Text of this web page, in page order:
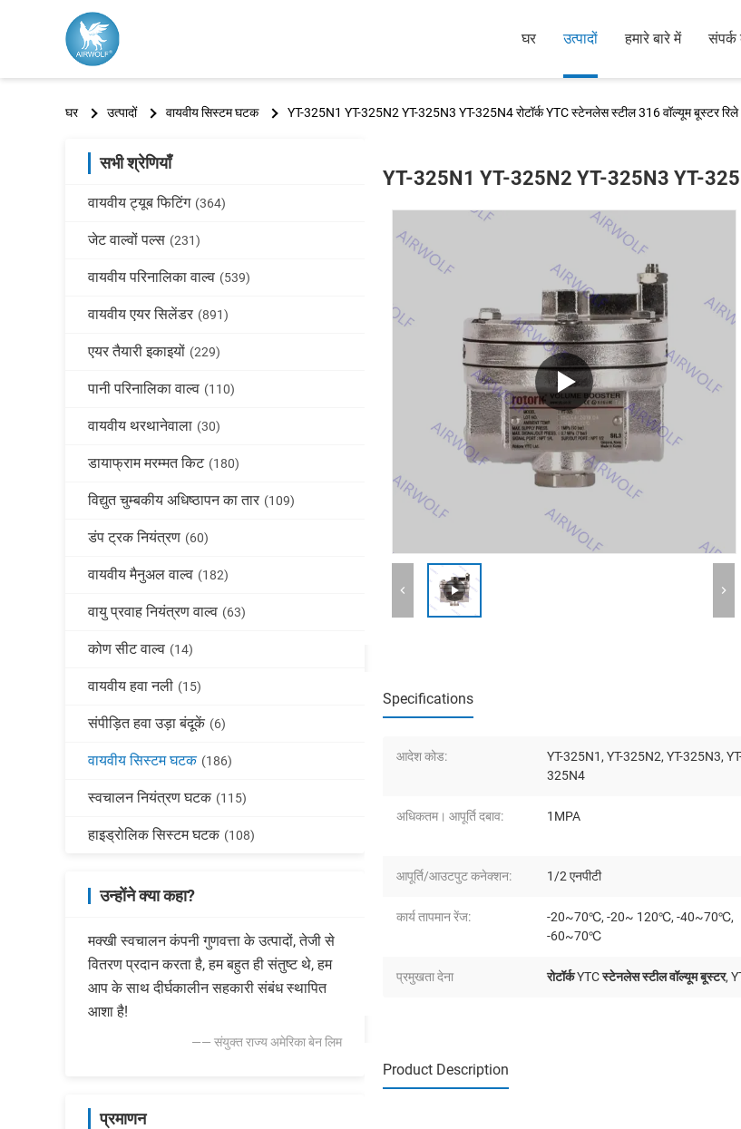
घर उत्पादों हमारे बारे में
घर उत्पादों वायवीय सिस्टम घटक YT-325N1 YT-325N2 YT-325N3 YT-325N4 रोटॉर्क YTC स्टेनलेस स्टील 316 वॉल्यूम बूस्टर रिले
सभी श्रेणियाँ
वायवीय ट्यूब फिटिंग (364)
जेट वाल्वों पल्स (231)
वायवीय परिनालिका वाल्व (539)
वायवीय एयर सिलेंडर (891)
एयर तैयारी इकाइयों (229)
पानी परिनालिका वाल्व (110)
वायवीय थरथानेवाला (30)
डायाफ्राम मरम्मत किट (180)
विद्युत चुम्बकीय अधिष्ठापन का तार (109)
डंप ट्रक नियंत्रण (60)
वायवीय मैनुअल वाल्व (182)
वायु प्रवाह नियंत्रण वाल्व (63)
कोण सीट वाल्व (14)
वायवीय हवा नली (15)
संपीड़ित हवा उड़ा बंदूकें (6)
वायवीय सिस्टम घटक (186)
स्वचालन नियंत्रण घटक (115)
हाइड्रोलिक सिस्टम घटक (108)
उन्होंने क्या कहा?
मक्खी स्वचालन कंपनी गुणवत्ता के उत्पादों, तेजी से
वितरण प्रदान करता है, हम बहुत ही संतुष्ट थे, हम
आप के साथ दीर्घकालीन सहकारी संबंध स्थापित
आशा है!
—— संयुक्त राज्य अमेरिका बेन लिम
प्रमाणन
YT-325N1 YT-325N2 YT-325N3 YT-
Specifications
आदेश कोड:
YT-325N1, YT-325N2, YT-325N3,
325N4
अधिकतम। आपूर्ति दबाव: 1MPA
आपूर्ति/आउटपुट कनेक्शन: 1/2 एनपीटी
कार्य तापमान रेंज:
-20~70℃, -20~ 120℃, -40~70℃,
-60~70℃
प्रमुखता देना रोटॉर्क YTC स्टेनलेस स्टील वॉल्यूम बूस्टर,
Product Description